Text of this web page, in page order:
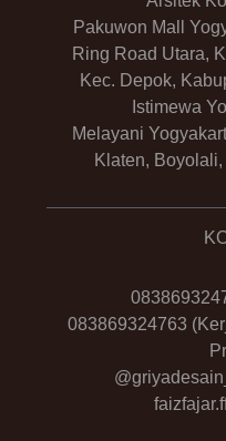
Pakuwon Mall
Ring Road Utara,
Kec. Depok,
Istimewa
Melayani
Klaten,
083869324763